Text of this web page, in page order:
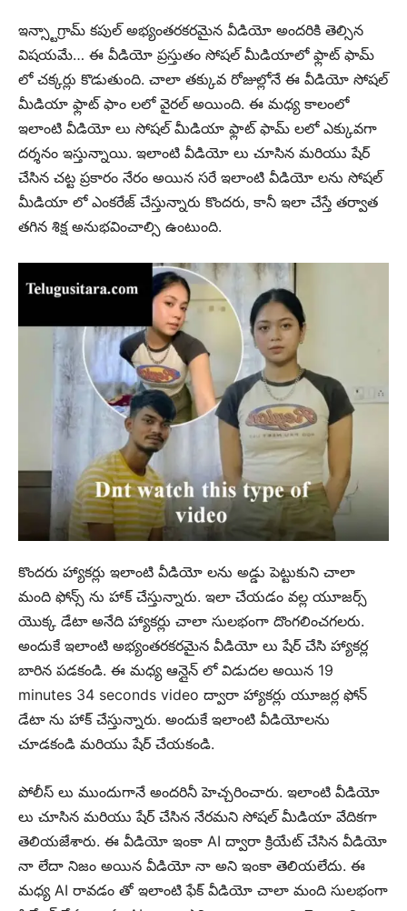
ఇన్స్టాగ్రామ్ కపుల్ అభ్యంతరకరమైన వీడియో అందరికి తెల్సిన
విషయమే… ఈ వీడియో ప్రస్తుతం సోషల్ మీడియాలో ఫ్లాట్ ఫామ్
లో చక్కర్లు కొడుతుంది. చాలా తక్కువ రోజుల్లోనే ఈ వీడియో సోషల్
మీడియా ఫ్లాట్ ఫాం లలో వైరల్ అయింది. ఈ మధ్య కాలంలో
ఇలాంటి వీడియో లు సోషల్ మీడియా ఫ్లాట్ ఫామ్ లలో ఎక్కువగా
దర్శనం ఇస్తున్నాయి. ఇలాంటి వీడియో లు చూసిన మరియు షేర్
చేసిన చట్ట ప్రకారం నేరం అయిన సరే ఇలాంటి వీడియో లను సోషల్
మీడియా లో ఎంకరేజ్ చేస్తున్నారు కొందరు, కానీ ఇలా చేస్తే తర్వాత
తగిన శిక్ష అనుభవించాల్సి ఉంటుంది.
కొందరు హ్యాకర్లు ఇలాంటి వీడియో లను అడ్డు పెట్టుకుని చాలా
మంది ఫోన్స్ ను హాక్ చేస్తున్నారు. ఇలా చేయడం వల్ల యూజర్స్
యొక్క డేటా అనేది హ్యాకర్లు చాలా సులభంగా దొంగలించగలరు.
అందుకే ఇలాంటి అభ్యంతరకరమైన వీడియో లు షేర్ చేసి హ్యాకర్ల
బారిన పడకండి. ఈ మధ్య ఆన్లైన్ లో విడుదల అయిన 19
minutes 34 seconds video ద్వారా హ్యాకర్లు యూజర్ల ఫోన్
డేటా ను హాక్ చేస్తున్నారు. అందుకే ఇలాంటి వీడియోలను
చూడకండి మరియు షేర్ చేయకండి.
పోలీస్ లు ముందుగానే అందరినీ హెచ్చరించారు. ఇలాంటి వీడియో
లు చూసిన మరియు షేర్ చేసిన నేరమని సోషల్ మీడియా వేదికగా
తెలియజేశారు. ఈ వీడియో ఇంకా AI ద్వారా క్రియేట్ చేసిన వీడియో
నా లేదా నిజం అయిన వీడియో నా అని ఇంకా తెలియలేదు. ఈ
మధ్య AI రావడం తో ఇలాంటి ఫేక్ వీడియో చాలా మంది సులభంగా